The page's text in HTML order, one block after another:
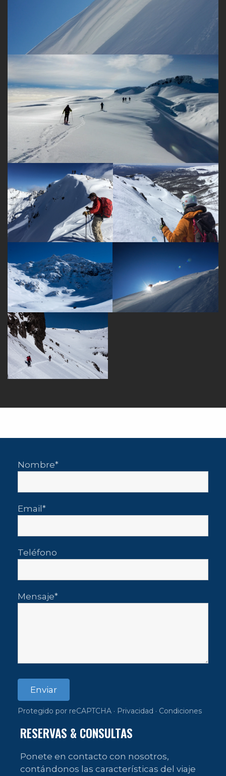
Nombre
Email
Teléfono
Mensaje
Enviar
Protegido por reCAPTCHA · Privacidad · Condiciones
RESERVAS & CONSULTAS
Ponete en contacto con nosotros,
contándonos las características del viaje